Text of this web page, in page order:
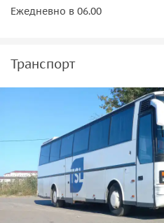
— легендарное
Ежедневно в 06.00
Транспорт